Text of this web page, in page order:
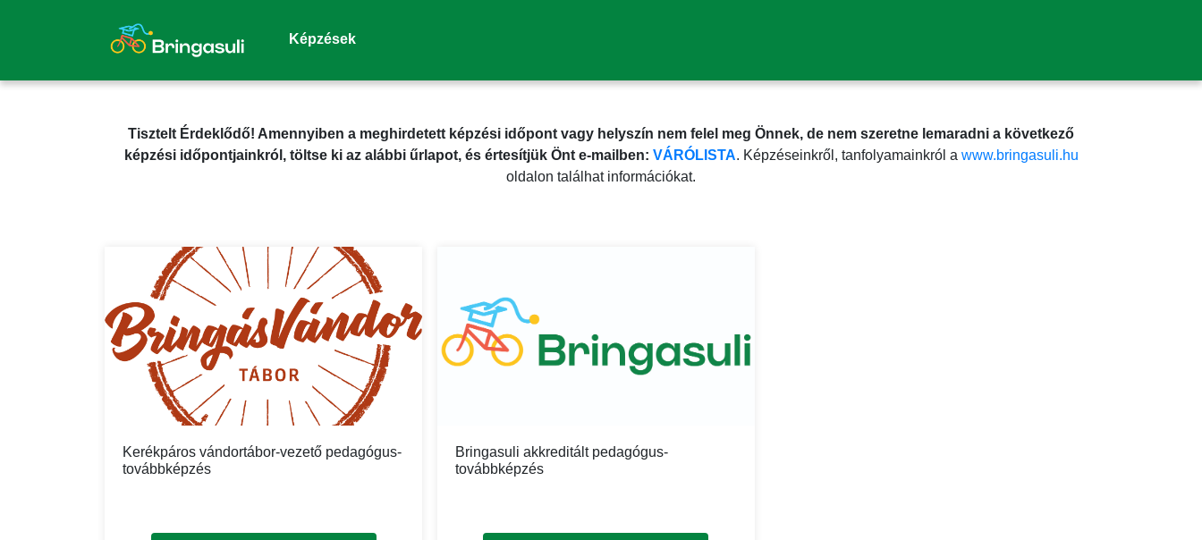
Képzések
Tisztelt Érdeklődő! Amennyiben a meghirdetett képzési időpont vagy helyszín nem felel meg Önnek, de nem szeretne lemaradni a következő
képzési időpontjainkról, töltse ki az alábbi űrlapot, és értesítjük Önt e-mailben: VÁRÓLISTA. Képzéseinkről, tanfolyamainkról a www.bringasuli.hu
oldalon találhat információkat.
Kerékpáros vándortábor-vezető pedagógus-
továbbképzés
Bringasuli akkreditált pedagógus-
továbbképzés